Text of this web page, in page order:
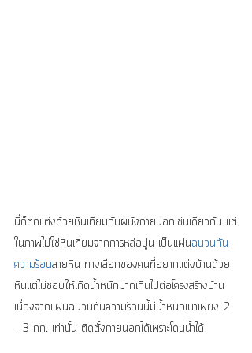
นี่ก็ตกแต่งด้วยหินเทียมกับผนังภายนอกเช่นเดียวกัน แต่
ในภาพไม่ใช่หินเทียมจากการหล่อปูน เป็นแผ่นฉนวนกัน
ความร้อนลายหิน ทางเลือกของคนที่อยากแต่งบ้านด้วย
หินแต่ไม่ชอบให้เกิดน้ำหนักมากเกินไปต่อโครงสร้างบ้าน
เนื่องจากแผ่นฉนวนกันความร้อนนี้มีน้ำหนักเบาเพียง 2
– 3 กก. เท่านั้น ติดตั้งภายนอกได้เพราะโดนน้ำได้